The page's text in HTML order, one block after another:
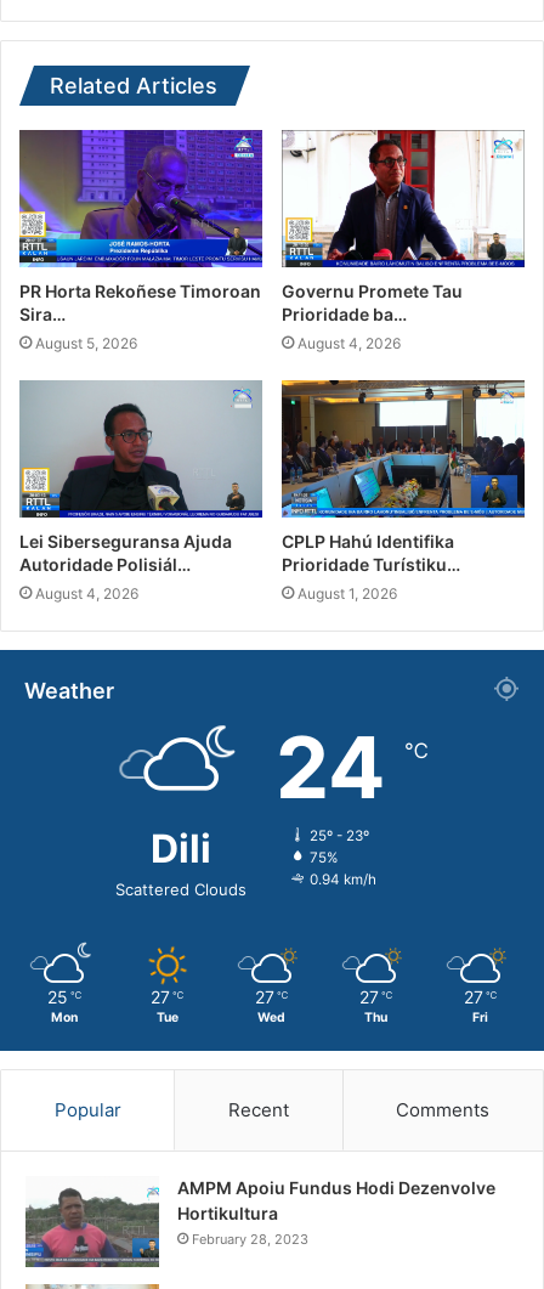
Related Articles
PR Horta Rekoñese Timoroan
Sira…
August 5, 2026
Governu Promete Tau
Prioridade ba…
August 4, 2026
Lei Siberseguransa Ajuda
Autoridade Polisiál…
August 4, 2026
CPLP Hahú Identifika
Prioridade Turístiku…
August 1, 2026
Weather
Dili
Scattered Clouds
24 ℃
25º - 23º
75%
0.94 km/h
25 ℃
Mon
27 ℃
Tue
27 ℃
Wed
27 ℃
Thu
27 ℃
Fri
Popular Recent Comments
AMPM Apoiu Fundus Hodi Dezenvolve
Hortikultura
February 28, 2023